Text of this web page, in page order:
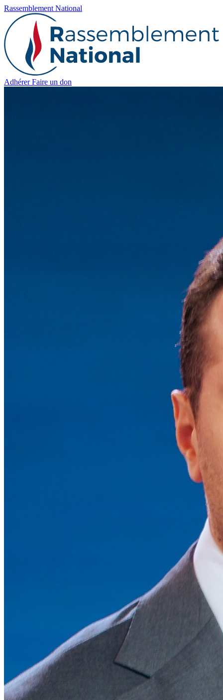
Rassemblement National
AdhérerFaire un don